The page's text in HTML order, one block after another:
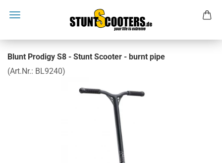
Blunt Prodigy S8 - Stunt Scooter - burnt pipe
(Art.Nr.: BL9240)